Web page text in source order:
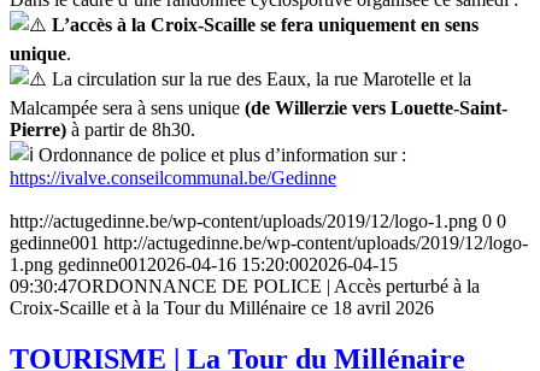
L’accès à la Croix-Scaille se fera uniquement en sens
unique.
La circulation sur la rue des Eaux, la rue Marotelle et la
Malcampée sera à sens unique (de Willerzie vers Louette-Saint-
Pierre) à partir de 8h30.
Ordonnance de police et plus d’information sur :
https://ivalve.conseilcommunal.be/Gedinne
http://actugedinne.be/wp-content/uploads/2019/12/logo-1.png 0 0
gedinne001 http://actugedinne.be/wp-content/uploads/2019/12/logo-
1.png gedinne0012026-04-16 15:20:002026-04-15
09:30:47ORDONNANCE DE POLICE | Accès perturbé à la
Croix-Scaille et à la Tour du Millénaire ce 18 avril 2026
TOURISME | La Tour du Millénaire